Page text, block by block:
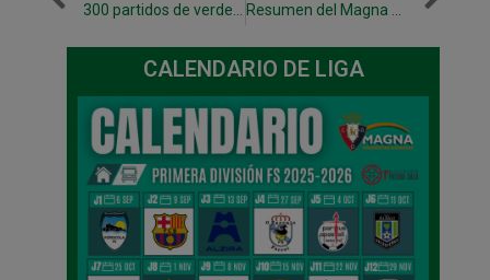
300 partidos de verde de Roberto Martil Resumen del Magna Gurpea vs F.C. Barcelona
CALENDARIO DE LIGA